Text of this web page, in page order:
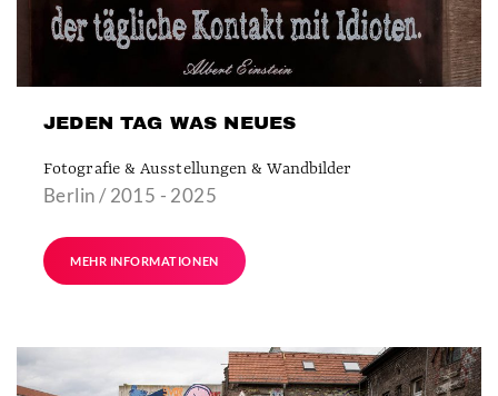
JEDEN TAG WAS NEUES
Fotografie & Ausstellungen & Wandbilder
Berlin / 2015 - 2025
MEHR INFORMATIONEN